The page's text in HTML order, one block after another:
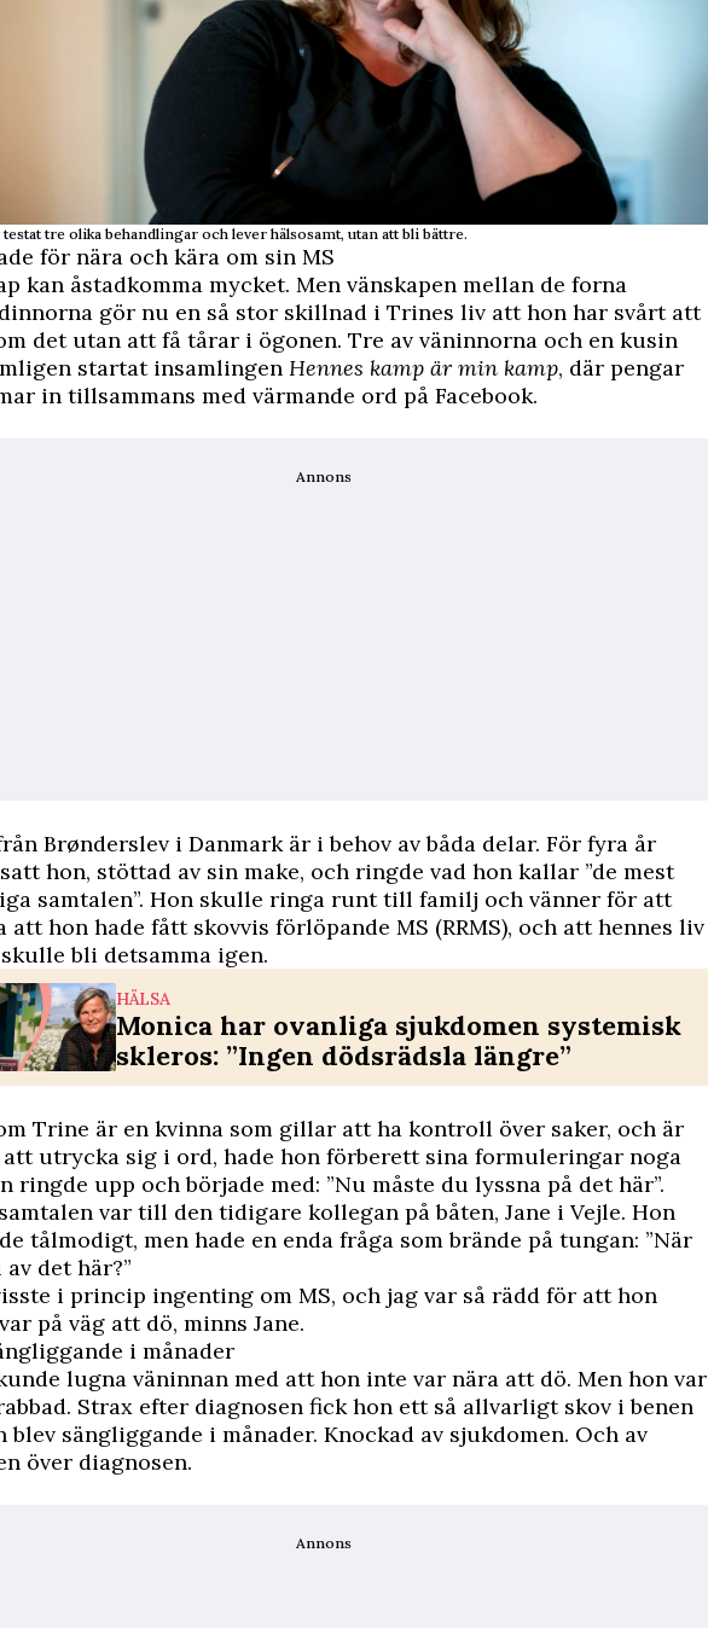
tre olika behandlingar och lever hälsosamt, utan att bli bättre.
för nära och kära om sin MS
kan åstadkomma mycket. Men vänskapen mellan de forna
gör nu en så stor skillnad i Trines liv att hon har svårt att
det utan att få tårar i ögonen. Tre av väninnorna och en kusin
startat insamlingen Hennes kamp är min kamp, där pengar
in tillsammans med värmande ord på Facebook.
Annons
Brønderslev i Danmark är i behov av båda delar. För fyra år
hon, stöttad av sin make, och ringde vad hon kallar ”de mest
samtalen”. Hon skulle ringa runt till familj och vänner för att
att hon hade fått skovvis förlöpande MS (RRMS), och att hennes liv
bli detsamma igen.
HÄLSA
Monica har ovanliga sjukdomen systemisk
skleros: ”Ingen dödsrädsla längre”
Trine är en kvinna som gillar att ha kontroll över saker, och är
att utrycka sig i ord, hade hon förberett sina formuleringar noga
ringde upp och började med: ”Nu måste du lyssna på det här”.
var till den tidigare kollegan på båten, Jane i Vejle. Hon
tålmodigt, men hade en enda fråga som brände på tungan: ”När
det här?”
i princip ingenting om MS, och jag var så rädd för att hon
på väg att dö, minns Jane.
i månader
lugna väninnan med att hon inte var nära att dö. Men hon var
Strax efter diagnosen fick hon ett så allvarligt skov i benen
blev sängliggande i månader. Knockad av sjukdomen. Och av
över diagnosen.
Annons